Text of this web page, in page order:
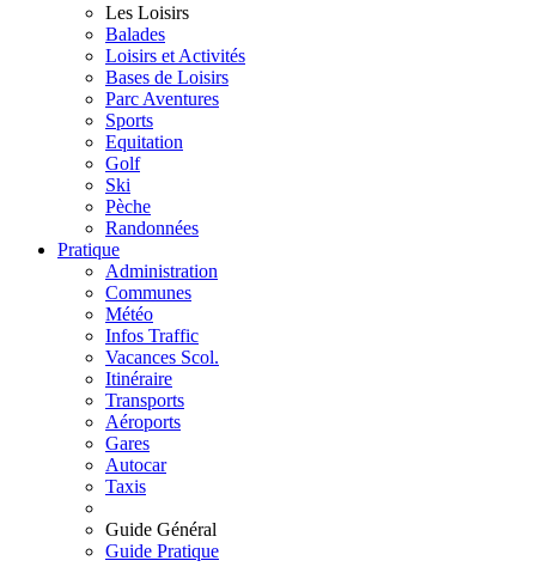
Les Loisirs
Balades
Loisirs et Activités
Bases de Loisirs
Parc Aventures
Sports
Equitation
Golf
Ski
Pèche
Randonnées
Pratique
Administration
Communes
Météo
Infos Traffic
Vacances Scol.
Itinéraire
Transports
Aéroports
Gares
Autocar
Taxis
Guide Général
Guide Pratique